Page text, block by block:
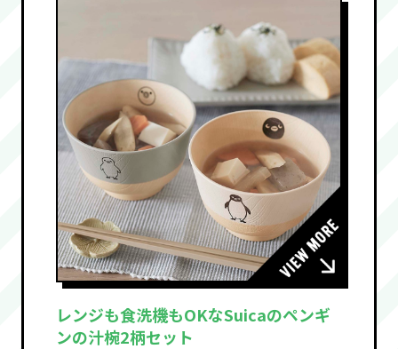
レンジも食洗機もOKなSuicaのペンギ
ンの汁椀2柄セット